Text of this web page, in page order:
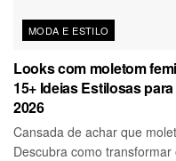
MODA E ESTILO
Looks com moletom
15+ Ideias Estilosas
2026
Cansada de achar que
Descubra como